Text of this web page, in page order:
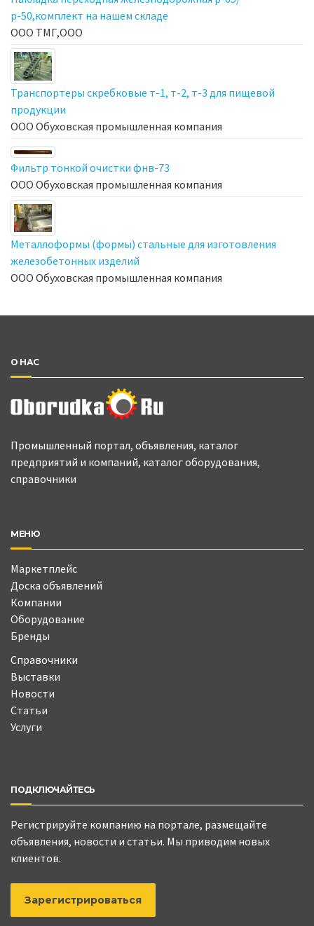
р-50,комплект на нашем складе
ООО ТМГ,ООО
Транспортеры скребковые т-1, т-2, т-3 для пищевой
продукции
ООО Обуховская промышленная компания
Фильтр тонкой очистки фнв-73
ООО Обуховская промышленная компания
Металлоформы (формы) стальные для изготовления
железобетонных изделий
ООО Обуховская промышленная компания
О НАС
Промышленный портал, объявления, каталог
предприятий и компаний, каталог оборудования,
справочники
МЕНЮ
Маркетплейс
Доска объявлений
Компании
Оборудование
Бренды
Справочники
Выставки
Новости
Статьи
Услуги
ПОДКЛЮЧАЙТЕСЬ
Регистрируйте компанию на портале, размещайте
объявления, новости и статьи. Мы приводим новых
клиентов.
Зарегистрироваться